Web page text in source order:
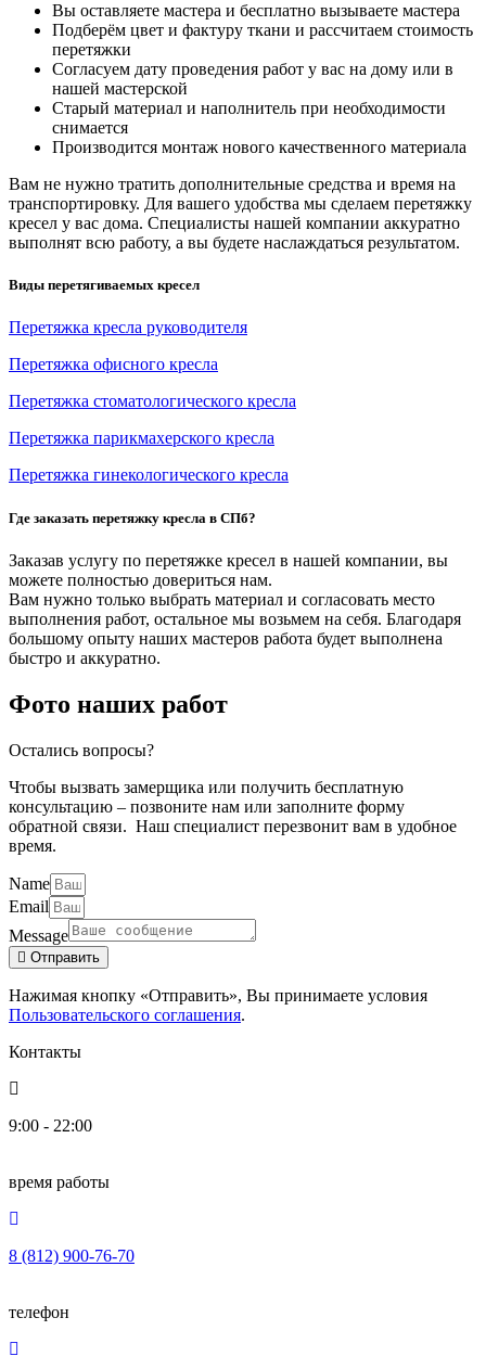
Вы оставляете мастера и бесплатно вызываете мастера
Подберём цвет и фактуру ткани и рассчитаем стоимость
перетяжки
Согласуем дату проведения работ у вас на дому или в
нашей мастерской
Старый материал и наполнитель при необходимости
снимается
Производится монтаж нового качественного материала
Вам не нужно тратить дополнительные средства и время на
транспортировку. Для вашего удобства мы сделаем перетяжку
кресел у вас дома. Специалисты нашей компании аккуратно
выполнят всю работу, а вы будете наслаждаться результатом.
Виды перетягиваемых кресел
Перетяжка кресла руководителя
Перетяжка офисного кресла
Перетяжка стоматологического кресла
Перетяжка парикмахерского кресла
Перетяжка гинекологического кресла
Где заказать перетяжку кресла в СПб?
Заказав услугу по перетяжке кресел в нашей компании, вы
можете полностью довериться нам.
Вам нужно только выбрать материал и согласовать место
выполнения работ, остальное мы возьмем на себя. Благодаря
большому опыту наших мастеров работа будет выполнена
быстро и аккуратно.
Фото наших работ
Остались вопросы?
Чтобы вызвать замерщика или получить бесплатную
консультацию – позвоните нам или заполните форму
обратной связи. Наш специалист перезвонит вам в удобное
время.
Name
Email
Message
Отправить
Нажимая кнопку «Отправить», Вы принимаете условия
Пользовательского соглашения.
Контакты
9:00 - 22:00
время работы
8 (812) 900-76-70
телефон